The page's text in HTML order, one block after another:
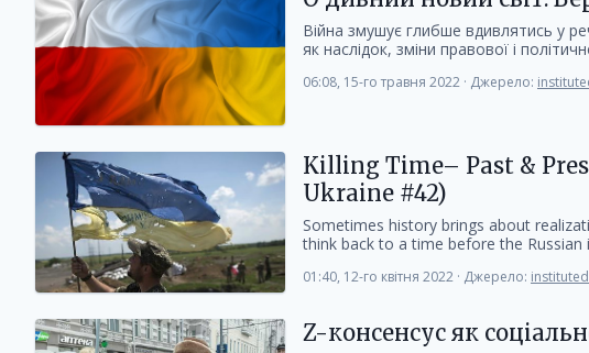
Війна змушує глибше вдивлятись у
як наслідок, зміни правової і
06:08, 15-го травня 2022 · Джерело:
Killing Time– Past &
Ukraine #42)
Sometimes history brings about
think back to a time before the Russian
01:40, 12-го квітня 2022 · Джерело:
Z-консенсус як